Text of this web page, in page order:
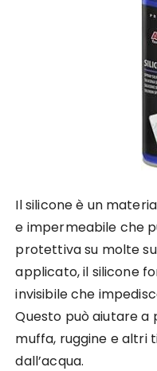
Il silicone è un
e impermeabile che
protettiva su molte
applicato, il silicone
invisibile che
Questo può aiutare a
muffa, ruggine e altri
dall’acqua.